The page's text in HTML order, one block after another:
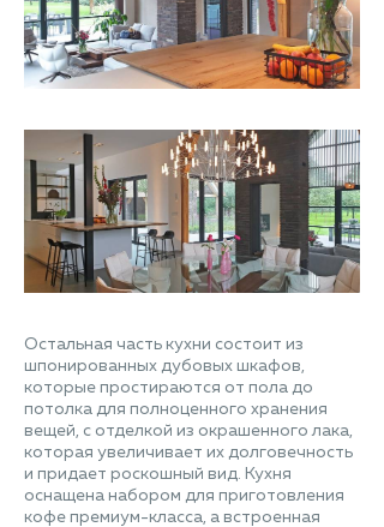
Остальная часть кухни состоит из
шпонированных дубовых шкафов,
которые простираются от пола до
потолка для полноценного хранения
вещей, с отделкой из окрашенного лака,
которая увеличивает их долговечность
и придает роскошный вид. Кухня
оснащена набором для приготовления
кофе премиум-класса, а встроенная